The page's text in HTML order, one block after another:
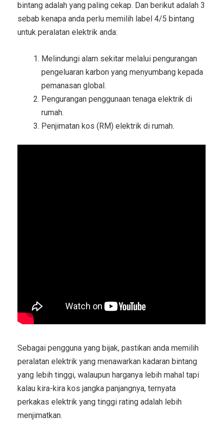
bintang adalah yang paling cekap. Dan berikut adalah 3
sebab kenapa anda perlu memilih label 4/5 bintang
untuk peralatan elektrik anda:
Melindungi alam sekitar melalui pengurangan
pengeluaran karbon yang menyumbang kepada
pemanasan global.
Pengurangan penggunaan tenaga elektrik di
rumah.
Penjimatan kos (RM) elektrik di rumah.
Sebagai pengguna yang bijak, pastikan anda memilih
peralatan elektrik yang menawarkan kadaran bintang
yang lebih tinggi, walaupun harganya lebih mahal tapi
kalau kira-kira kos jangka panjangnya, ternyata
perkakas elektrik yang tinggi rating adalah lebih
menjimatkan.